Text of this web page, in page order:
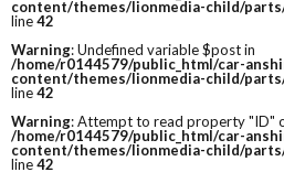
content/themes/lionmedia-child/
line42
Warning: Undefined variable $post in
/home/r0144579/public_html/car-
content/themes/lionmedia-child/
line42
Warning: Attempt to read property "ID"
/home/r0144579/public_html/car-
content/themes/lionmedia-child/
line42